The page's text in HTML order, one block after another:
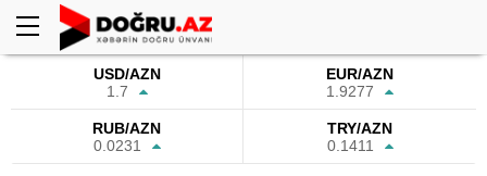
USD/AZN
1.7
EUR/AZN
1.9277
RUB/AZN
0.0231
TRY/AZN
0.1411